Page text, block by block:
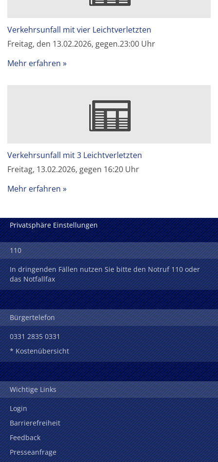
Verkehrsunfall mit vier Leichtverletzten
Freitag, den 13.02.2026, gegen.23:00 Uhr
Mehr erfahren
Verkehrsunfall mit 3 Leichtverletzten
Freitag, 13.02.2026, gegen 16:20 Uhr
Mehr erfahren
Privatsphäre Einstellungen
110
In dringenden Fällen nutzen Sie bitte den Notruf 110 oder
das Notfallfax
Bürgertelefon
0331 2835 0331
* Kostenübersicht
Wichtige Links
Login
Barrierefreiheit
Feedback
Presseanfrage